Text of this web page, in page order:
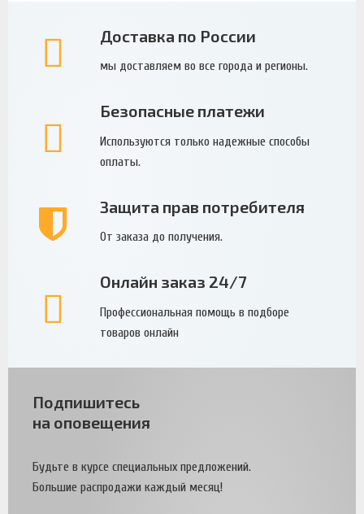
Доставка по России
мы доставляем во все города и регионы.
Безопасные платежи
Используются только надежные способы
оплаты.
Защита прав потребителя
От заказа до получения.
Онлайн заказ 24/7
Профессиональная помощь в подборе
товаров онлайн
Подпишитесь
на оповещения
Будьте в курсе специальных предложений.
Большие распродажи каждый месяц!